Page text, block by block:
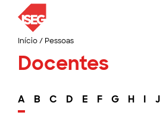
Início/ Pessoas
Docentes
A B C D E F G H I J